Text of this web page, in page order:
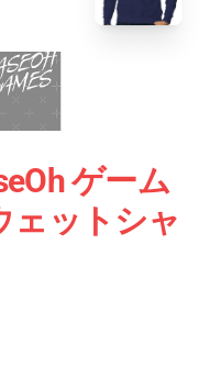
ゲーム
ェットシャ